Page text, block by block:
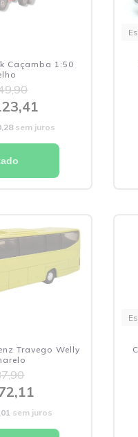
Caçamba 1:50
sem juros
Travego Welly
sem juros